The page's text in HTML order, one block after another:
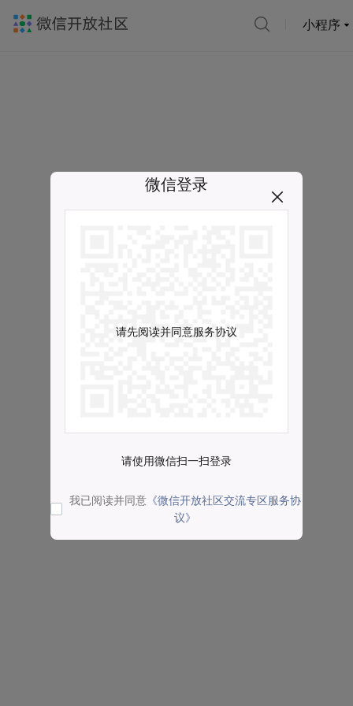
小程序
微信登录
请先阅读并同意服务协议
请使用微信扫一扫登录
我已阅读并同意 《微信开放社区交流专区服务协
议》